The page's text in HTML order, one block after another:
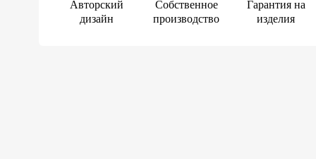
Авторский
дизайн
Собственное
производство
Гарантия на
изделия